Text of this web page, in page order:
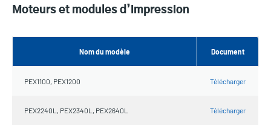
Moteurs et modules d’impression
Nom du modèle Document
PEX1100, PEX1200 Télécharger
PEX2240L, PEX2340L, PEX2640L Télécharger